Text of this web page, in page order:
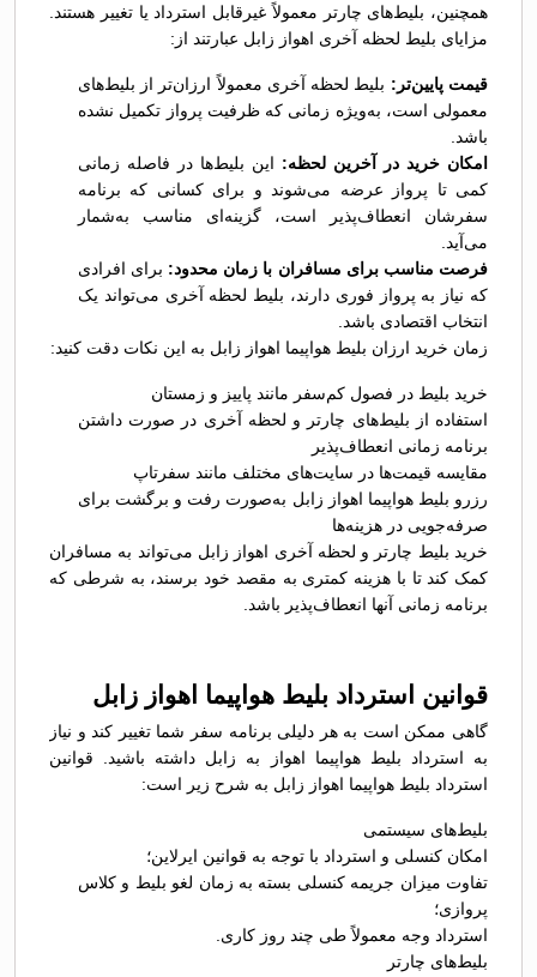
همچنین، بلیط‌های چارتر معمولاً غیرقابل استرداد یا تغییر هستند.
مزایای بلیط لحظه آخری اهواز زابل عبارتند از:
قیمت پایین‌تر: بلیط لحظه آخری معمولاً ارزان‌تر از بلیط‌های
معمولی است، به‌ویژه زمانی که ظرفیت پرواز تکمیل نشده
باشد.
امکان خرید در آخرین لحظه: این بلیط‌ها در فاصله زمانی
کمی تا پرواز عرضه می‌شوند و برای کسانی که برنامه
سفرشان انعطاف‌پذیر است، گزینه‌ای مناسب به‌شمار
می‌آید.
فرصت مناسب برای مسافران با زمان محدود: برای افرادی
که نیاز به پرواز فوری دارند، بلیط لحظه آخری می‌تواند یک
انتخاب اقتصادی باشد.
زمان خرید ارزان بلیط هواپیما اهواز زابل به این نکات دقت کنید:
خرید بلیط در فصول کم‌سفر مانند پاییز و زمستان
استفاده از بلیط‌های چارتر و لحظه آخری در صورت داشتن
برنامه زمانی انعطاف‌پذیر
مقایسه قیمت‌ها در سایت‌های مختلف مانند سفرتاپ
رزرو بلیط هواپیما اهواز زابل به‌صورت رفت و برگشت برای
صرفه‌جویی در هزینه‌ها
خرید بلیط چارتر و لحظه آخری اهواز زابل می‌تواند به مسافران
کمک کند تا با هزینه کمتری به مقصد خود برسند، به شرطی که
برنامه زمانی آنها انعطاف‌پذیر باشد.
قوانین استرداد بلیط هواپیما اهواز زابل
گاهی ممکن است به هر دلیلی برنامه سفر شما تغییر کند و نیاز
به استرداد بلیط هواپیما اهواز به زابل داشته باشید. قوانین
استرداد بلیط هواپیما اهواز زابل به شرح زیر است:
بلیط‌های سیستمی
امکان کنسلی و استرداد با توجه به قوانین ایرلاین؛
تفاوت میزان جریمه کنسلی بسته به زمان لغو بلیط و کلاس
پروازی؛
استرداد وجه معمولاً طی چند روز کاری.
بلیط‌های چارتر